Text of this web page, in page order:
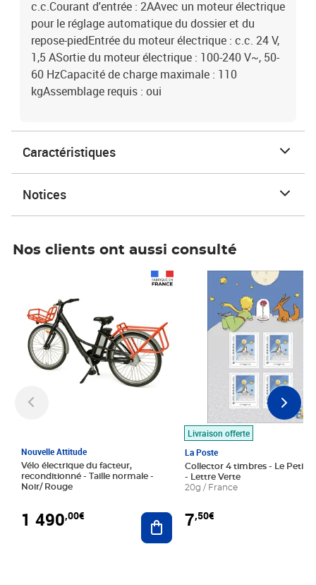
c.c.Courant d'entrée : 2AAvec un moteur électrique
pour le réglage automatique du dossier et du
repose-piedEntrée du moteur électrique : c.c. 24 V,
1,5 ASortie du moteur électrique : 100-240 V~, 50-
60 HzCapacité de charge maximale : 110
kgAssemblage requis : oui
Caractéristiques
Notices
Nos clients ont aussi consulté
Nouvelle Attitude
Vélo électrique du facteur,
reconditionné - Taille normale -
Noir/ Rouge
1 490,00€ Ajouter au panier
Livraison offerte
La Poste
Collector 4 timbres - Le Petit
- Lettre Verte
20g / France
7,50€
Prix 7,50€